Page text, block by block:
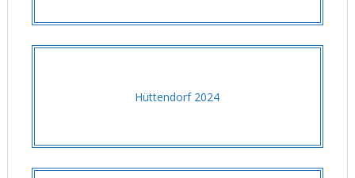
Hüttendorf 2024